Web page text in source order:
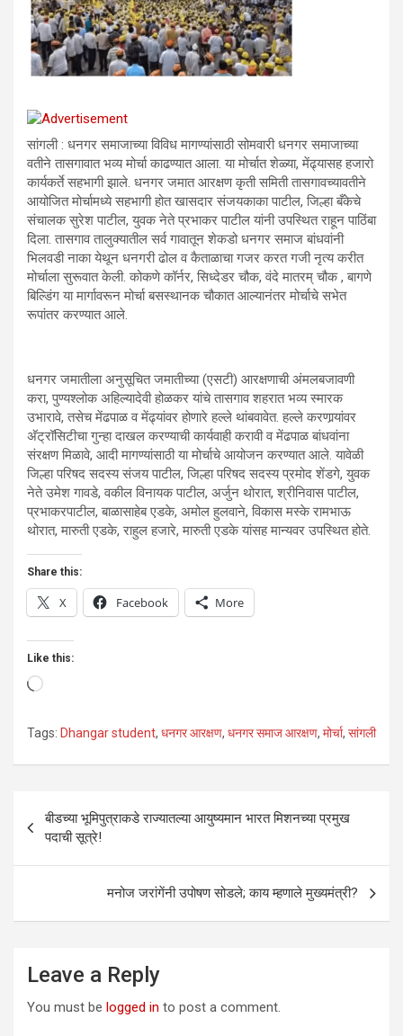
सांगली : धनगर समाजाच्या विविध मागण्यांसाठी सोमवारी धनगर समाजाच्या
वतीने तासगावात भव्य मोर्चा काढण्यात आला. या मोर्चात शेळ्या, मेंढ्यासह हजारो
कार्यकर्ते सहभागी झाले. धनगर जमात आरक्षण कृती समिती तासगावच्यावतीने
आयोजित मोर्चामध्ये सहभागी होत खासदार संजयकाका पाटील, जिल्हा बँकेचे
संचालक सुरेश पाटील, युवक नेते प्रभाकर पाटील यांनी उपस्थित राहून पाठिंबा
दिला. तासगाव तालुक्यातील सर्व गावातून शेकडो धनगर समाज बांधवांनी
भिलवडी नाका येथून धनगरी ढोल व कैताळाचा गजर करत गजी नृत्य करीत
मोर्चाला सुरूवात केली. कोकणे कॉर्नर, सिध्देडर चौक, वंदे मातरम् चौक , बागणे
बिल्डिंग या मार्गावरून मोर्चा बसस्थानक चौकात आल्यानंतर मोर्चाचे सभेत
रूपांतर करण्यात आले.
धनगर जमातीला अनुसूचित जमातीच्या (एसटी) आरक्षणाची अंमलबजावणी
करा, पुण्यश्लोक अहिल्यादेवी होळकर यांचे तासगाव शहरात भव्य स्मारक
उभारावे, तसेच मेंढपाळ व मेंढ्यांवर होणारे हल्ले थांबवावेत. हल्ले करणार्‍यांवर
अ‍ॅट्रॉसिटीचा गुन्हा दाखल करण्याची कार्यवाही करावी व मेंढपाळ बांधवांना
संरक्षण मिळावे, आदी मागण्यांसाठी या मोर्चाचे आयोजन करण्यात आले. यावेळी
जिल्हा परिषद सदस्य संजय पाटील, जिल्हा परिषद सदस्य प्रमोद शेंडगे, युवक
नेते उमेश गावडे, वकील विनायक पाटील, अर्जुन थोरात, श्रीनिवास पाटील,
प्रभाकरपाटील, बाळासाहेब एडके, अमोल हुलवाने, विकास मस्के रामभाऊ
थोरात, मारुती एडके, राहुल हजारे, मारुती एडके यांसह मान्यवर उपस्थित होते.
Share this:
X Facebook More
Like this:
Loading…
Tags: Dhangar student, धनगर आरक्षण, धनगर समाज आरक्षण, मोर्चा, सांगली
Post
navigation
बीडच्या भूमिपुत्राकडे राज्यातल्या आयुष्यमान भारत मिशनच्या प्रमुख
पदाची सूत्रे!
मनोज जरांगेंनी उपोषण सोडले; काय म्हणाले मुख्यमंत्री?
Leave a Reply
You must be logged in to post a comment.